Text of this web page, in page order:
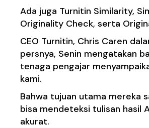
Ada juga Turnitin Similarity,
Originality Check, serta
CEO Turnitin, Chris Caren
persnya, Senin mengatakan
tenaga pengajar
kami.
Bahwa tujuan utama mereka
bisa mendeteksi tulisan hasil
akurat.